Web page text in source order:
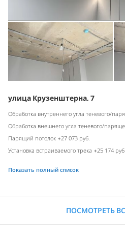
улица Крузенштерна, 7
Обработка внутреннего угла теневого/
Обработка внешнего угла теневого/
Парящий потолок +27 073 руб.
Установка встраиваемого трека +25 174 руб.
Показать полный список
ПОСМОТРЕТЬ